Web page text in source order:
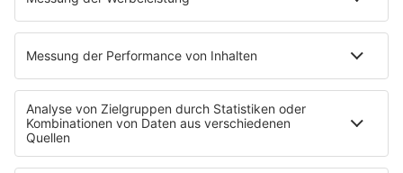
PROGRAMM
Mit den Waffeln einer Frau
SERVICE
Empfang
barba radio App